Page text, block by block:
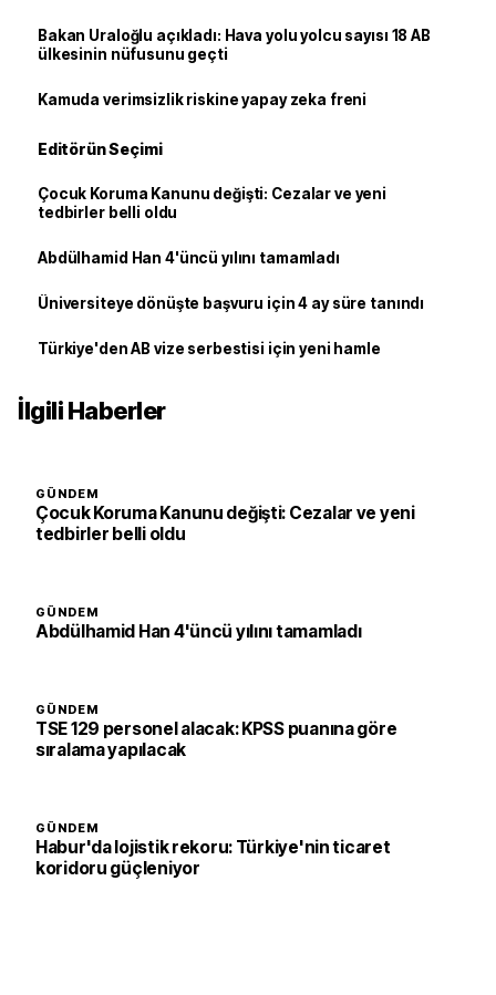
Bakan Uraloğlu açıkladı: Hava yolu yolcu sayısı 18 AB
ülkesinin nüfusunu geçti
Kamuda verimsizlik riskine yapay zeka freni
Editörün Seçimi
Çocuk Koruma Kanunu değişti: Cezalar ve yeni
tedbirler belli oldu
Abdülhamid Han 4'üncü yılını tamamladı
Üniversiteye dönüşte başvuru için 4 ay süre tanındı
Türkiye'den AB vize serbestisi için yeni hamle
İlgili Haberler
GÜNDEM
Çocuk Koruma Kanunu değişti: Cezalar ve yeni
tedbirler belli oldu
GÜNDEM
Abdülhamid Han 4'üncü yılını tamamladı
GÜNDEM
TSE 129 personel alacak: KPSS puanına göre
sıralama yapılacak
GÜNDEM
Habur'da lojistik rekoru: Türkiye'nin ticaret
koridoru güçleniyor